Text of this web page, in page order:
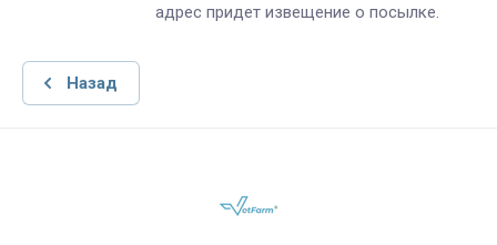
адрес придет извещение о посылке.
Назад